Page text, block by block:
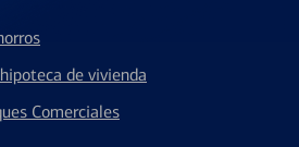
de vivienda
Comerciales